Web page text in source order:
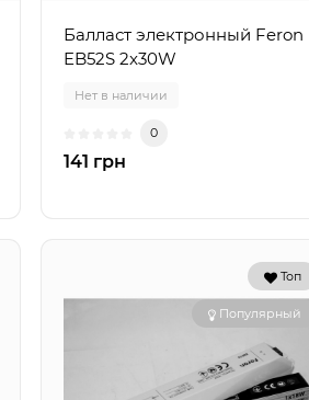
Балласт электронный Feron
EB52S 2x30W
Нет в наличии
0
141 грн
Топ
Популярный